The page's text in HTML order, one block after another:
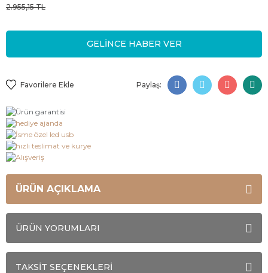
2.955,15 TL
GELİNCE HABER VER
Paylaş:
ÜRÜN AÇIKLAMA
ÜRÜN YORUMLARI
TAKSİT SEÇENEKLERİ